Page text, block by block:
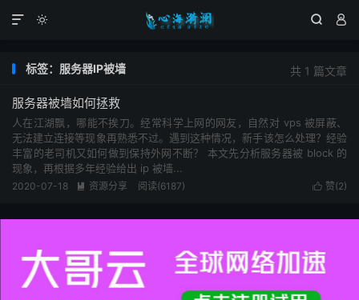
  

共 1 篇文章
标签：服务器IP被墙
服务器被墙如何拯救
人在江湖飘，哪能不挨刀。经常科学上网的网友，自然对 vps 被屏蔽、
无法建立连接等现象再熟悉不过。遇到这种情况，新手该怎么处理？经验
丰富的老司机又如何做到保持外网不断？ 本文先分析服务器被 block 的
现象，再根据多年经验给出 ip 被墙...
 赞(2)
2020-07-18  资源分享 阅读(6187)